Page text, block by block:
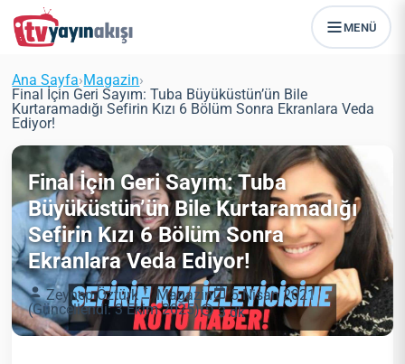
MENÜ
Ana Sayfa›Magazin›
Final İçin Geri Sayım: Tuba Büyüküstün’ün Bile
Kurtaramadığı Sefirin Kızı 6 Bölüm Sonra Ekranlara Veda
Ediyor!
Final İçin Geri Sayım: Tuba
Büyüküstün’ün Bile Kurtaramadığı
Sefirin Kızı 6 Bölüm Sonra
Ekranlara Veda Ediyor!
Zeynep Öztürk Magazin
5 Nisan 2021
(Güncellendi: 3 Ekim 2025)
3 dk